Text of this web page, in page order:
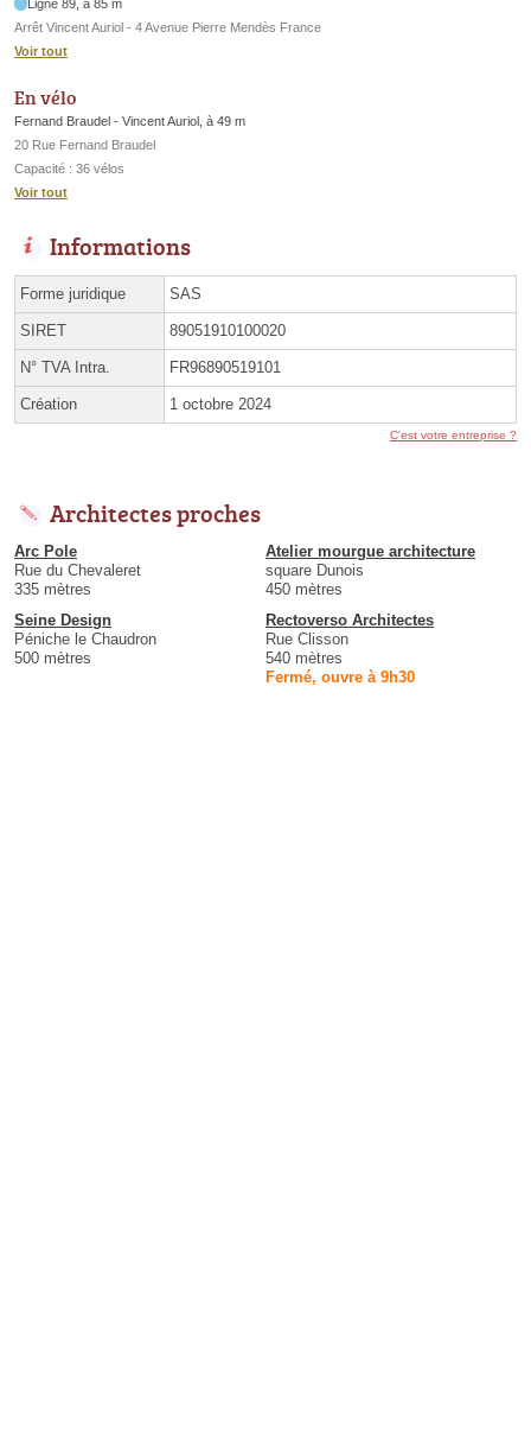
Ligne 89, à 85 m
Arrêt Vincent Auriol - 4 Avenue Pierre Mendès France
Voir tout
En vélo
Fernand Braudel - Vincent Auriol, à 49 m
20 Rue Fernand Braudel
Capacité : 36 vélos
Voir tout
Informations
Forme juridique SAS
SIRET 89051910100020
N° TVA Intra. FR96890519101
Création 1 octobre 2024
C'est votre entreprise ?
Architectes proches
Arc Pole
Rue du Chevaleret
335 mètres
Atelier mourgue architecture
square Dunois
450 mètres
Seine Design
Péniche le Chaudron
500 mètres
Rectoverso Architectes
Rue Clisson
540 mètres
Fermé, ouvre à 9h30